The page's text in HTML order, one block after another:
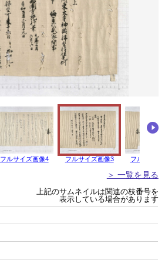
フルサイズ画像4 フルサイズ画像3 フルサイズ
＞ 一覧を見る
上記のサムネイルは関連の枝番号を
表示している場合があります